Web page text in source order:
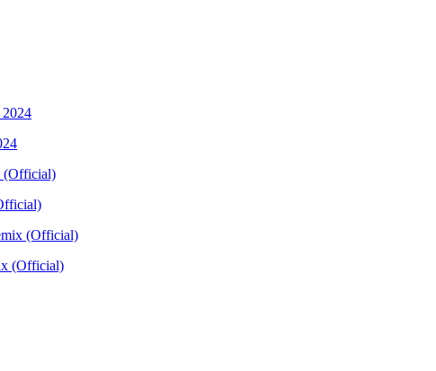
(Official)